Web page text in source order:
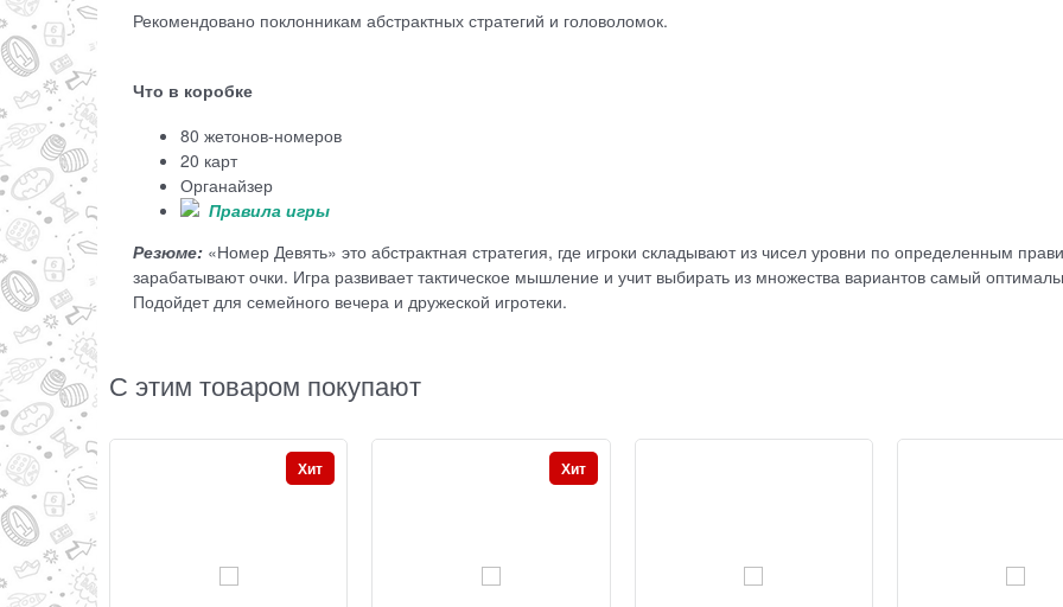
Рекомендовано поклонникам абстрактных стратегий и головоломок.
Что в коробке
80 жетонов-номеров
20 карт
Органайзер
Правила игры
Резюме: «Номер Девять» это абстрактная стратегия, где игроки складывают из чисел уровни по определенным
зарабатывают очки. Игра развивает тактическое мышление и учит выбирать из множества вариантов самый
Подойдет для семейного вечера и дружеской игротеки.
С этим товаром покупают
Хит Хит